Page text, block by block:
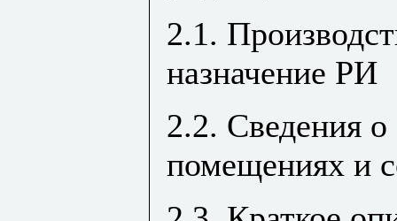
2.1.
назначение РИ
2.2. Сведения о
помещениях и